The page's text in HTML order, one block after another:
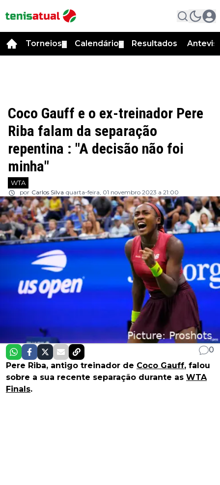
Torneios Calendário Resultados
Coco Gauff e o ex-treinador Pere
Riba falam da separação
repentina : "A decisão não foi
minha"
WTA
por Carlos Silva quarta-feira, 01 novembro 2023 a 21:00
0
Pere Riba, antigo treinador de Coco Gauff, falou
sobre a sua recente separação durante as WTA
Finals.